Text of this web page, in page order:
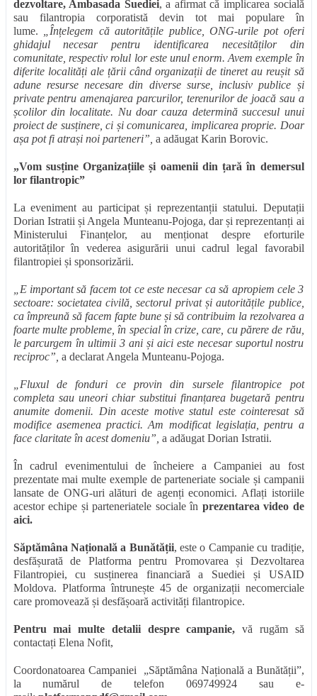
dezvoltare, Ambasada Suediei, a afirmat că implicarea socială
sau filantropia corporatistă devin tot mai populare în
lume.
„Înțelegem că autoritățile publice, ONG-urile pot oferi
ghidajul necesar pentru identificarea necesităților din
comunitate, respectiv rolul lor este unul enorm. Avem exemple în
diferite localități ale țării când organizații de tineret au reușit să
adune resurse necesare din diverse surse, inclusiv publice și
private pentru amenajarea parcurilor, terenurilor de joacă sau a
școlilor din localitate. Nu doar cauza determină succesul unui
proiect de susținere, ci și comunicarea, implicarea proprie. Doar
așa pot fi atrași noi parteneri”, a adăugat Karin Borovic.
„Vom susține Organizațiile și oamenii din țară în demersul
lor filantropic”
La eveniment au participat și reprezentanții statului. Deputații
Dorian Istratii și Angela Munteanu-Pojoga, dar și reprezentanți ai
Ministerului Finanțelor, au menționat despre eforturile
autorităților în vederea asigurării unui cadrul legal favorabil
filantropiei și sponsorizării.
„E important să facem tot ce este necesar ca să apropiem cele 3
sectoare: societatea civilă, sectorul privat și autoritățile publice,
ca împreună să facem fapte bune și să contribuim la rezolvarea a
foarte multe probleme, în special în crize, care, cu părere de rău,
le parcurgem în ultimii 3 ani și aici este necesar suportul nostru
reciproc”, a declarat Angela Munteanu-Pojoga.
„Fluxul de fonduri ce provin din sursele filantropice pot
completa sau uneori chiar substitui finanțarea bugetară pentru
anumite domenii. Din aceste motive statul este cointeresat să
modifice asemenea practici. Am modificat legislația, pentru a
face claritate în acest domeniu”, a adăugat Dorian Istratii.
În cadrul evenimentului de încheiere a Campaniei au fost
prezentate mai multe exemple de parteneriate sociale și campanii
lansate de ONG-uri alături de agenți economici. Aflați istoriile
acestor echipe și parteneriatele sociale în prezentarea video de
aici.
Săptămâna Națională a Bunătății, este o Campanie cu tradiție,
desfășurată de Platforma pentru Promovarea și Dezvoltarea
Filantropiei, cu susținerea financiară a Suediei și USAID
Moldova. Platforma întrunește 45 de organizații necomerciale
care promovează și desfășoară activități filantropice.
Pentru mai multe detalii despre campanie, vă rugăm să
contactați Elena Nofit,
Coordonatoarea Campaniei „Săptămâna Națională a Bunătății”,
la numărul de telefon 069749924 sau e-